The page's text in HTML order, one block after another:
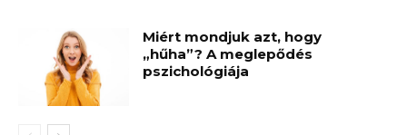
Miért mondjuk azt, hogy
„hűha”? A meglepődés
pszichológiája